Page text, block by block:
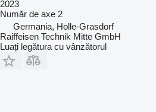
2023
Număr de axe 2
Germania, Holle-Grasdorf
Raiffeisen Technik Mitte GmbH
Luați legătura cu vânzătorul